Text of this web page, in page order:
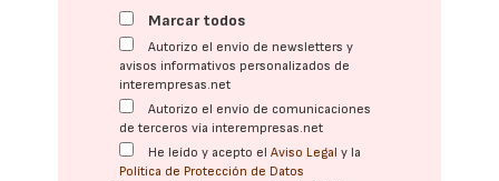
Marcar todos
Autorizo el envío de newsletters y
avisos informativos personalizados de
interempresas.net
Autorizo el envío de comunicaciones
de terceros vía interempresas.net
He leído y acepto elAviso Legal y la
Política de Protección de Datos